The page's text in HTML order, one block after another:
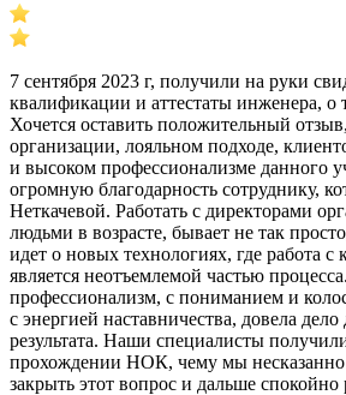
7 сентября 2023 г, получили на руки
квалификации и аттестаты инженера,
Хочется оставить положительный
организации, лояльном подходе,
и высоком профессионализме данного
огромную благодарность сотруднику,
Неткачевой. Работать с директорами
людьми в возрасте, бывает не так
идет о новых технологиях, где работа с
является неотъемлемой частью
профессионализм, с пониманием и
с энергией наставничества, довела
результата. Наши специалисты
прохождении НОК, чему мы
закрыть этот вопрос и дальше спокойно